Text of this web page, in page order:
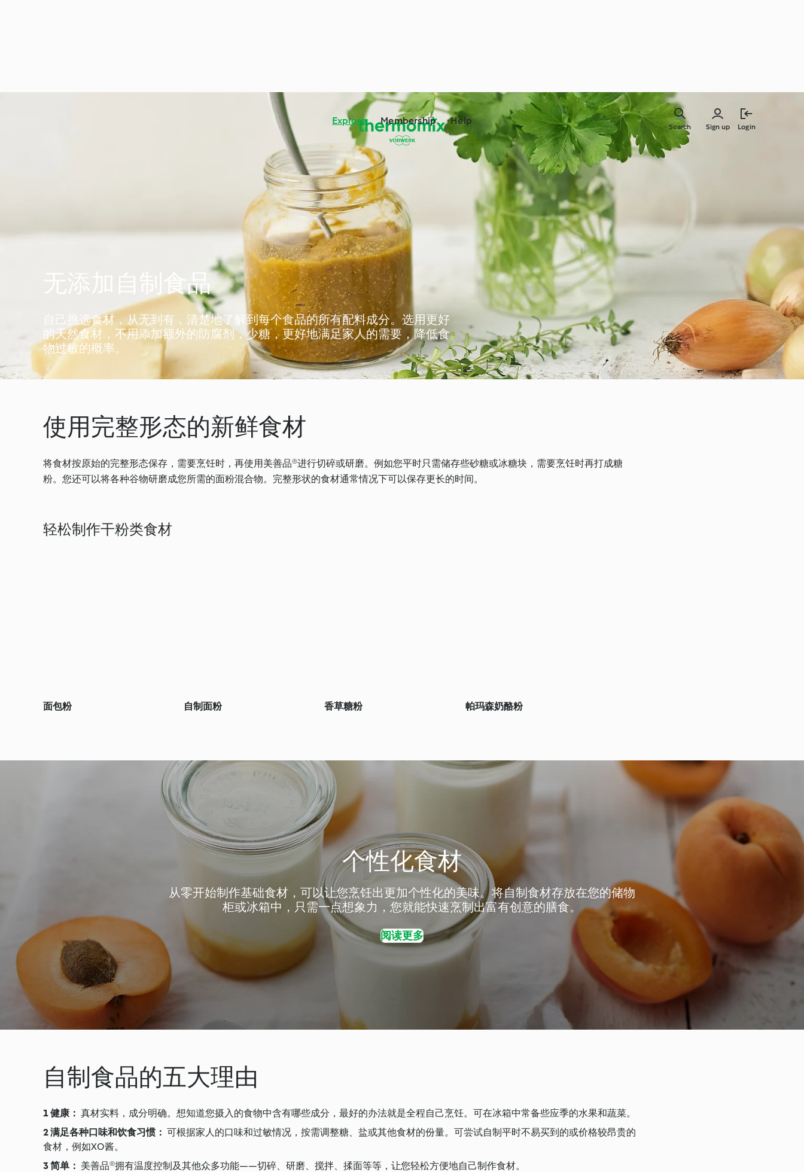
Explore Membership Help
Sign up Login
Search
无添加自制食品
自己挑选食材，从无到有，清楚地了解到每个食品的所有配料成分。选用更好
的天然食材，不用添加额外的防腐剂，少糖，更好地满足家人的需要，降低食
物过敏的概率。
使用完整形态的新鲜食材
将食材按原始的完整形态保存，需要烹饪时，再使用美善品®进行切碎或研磨。例如您平时只需储存些砂糖或冰糖块，需要烹饪时再打成糖
粉。您还可以将各种谷物研磨成您所需的面粉混合物。完整形状的食材通常情况下可以保存更长的时间。
轻松制作干粉类食材
面包粉 自制面粉 香草糖粉 帕玛森奶酪粉
个性化食材
从零开始制作基础食材，可以让您烹饪出更加个性化的美味。将自制食材存放在您的储物
柜或冰箱中，只需一点想象力，您就能快速烹制出富有创意的膳食。
阅读更多
自制食品的五大理由
健康： 真材实料，成分明确。想知道您摄入的食物中含有哪些成分，最好的办法就是全程自己烹饪。可在冰箱中常备些应季的水果和蔬菜。
满足各种口味和饮食习惯： 可根据家人的口味和过敏情况，按需调整糖、盐或其他食材的份量。可尝试自制平时不易买到的或价格较昂贵的
食材，例如XO酱。
简单： 美善品®拥有温度控制及其他众多功能——切碎、研磨、搅拌、揉面等等，让您轻松方便地自己制作食材。